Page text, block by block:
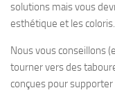
solutions mais vous
esthétique et les
Nous vous conseillons
tourner vers des
conçues pour